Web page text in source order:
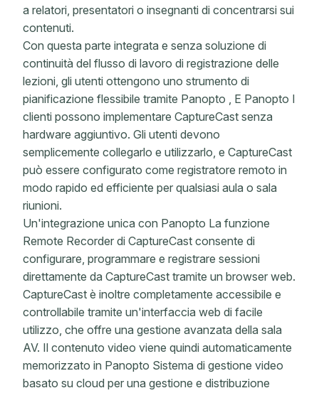
a relatori, presentatori o insegnanti di concentrarsi sui
contenuti.
Con questa parte integrata e senza soluzione di
continuità del flusso di lavoro di registrazione delle
lezioni, gli utenti ottengono uno strumento di
pianificazione flessibile tramite Panopto , E Panopto I
clienti possono implementare CaptureCast senza
hardware aggiuntivo. Gli utenti devono
semplicemente collegarlo e utilizzarlo, e CaptureCast
può essere configurato come registratore remoto in
modo rapido ed efficiente per qualsiasi aula o sala
riunioni.
Un'integrazione unica con Panopto La funzione
Remote Recorder di CaptureCast consente di
configurare, programmare e registrare sessioni
direttamente da CaptureCast tramite un browser web.
CaptureCast è inoltre completamente accessibile e
controllabile tramite un'interfaccia web di facile
utilizzo, che offre una gestione avanzata della sala
AV. Il contenuto video viene quindi automaticamente
memorizzato in Panopto Sistema di gestione video
basato su cloud per una gestione e distribuzione